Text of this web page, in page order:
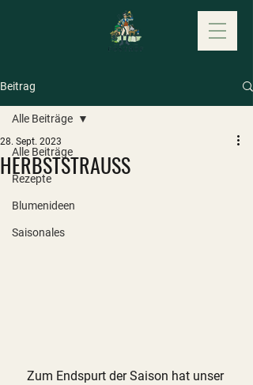
Beitrag
Alle Beiträge
Rezepte
Blumenideen
Saisonales
Alle Beiträge
HERBSTSTRAUSS
28. Sept. 2023
Zum Endspurt der Saison hat unser